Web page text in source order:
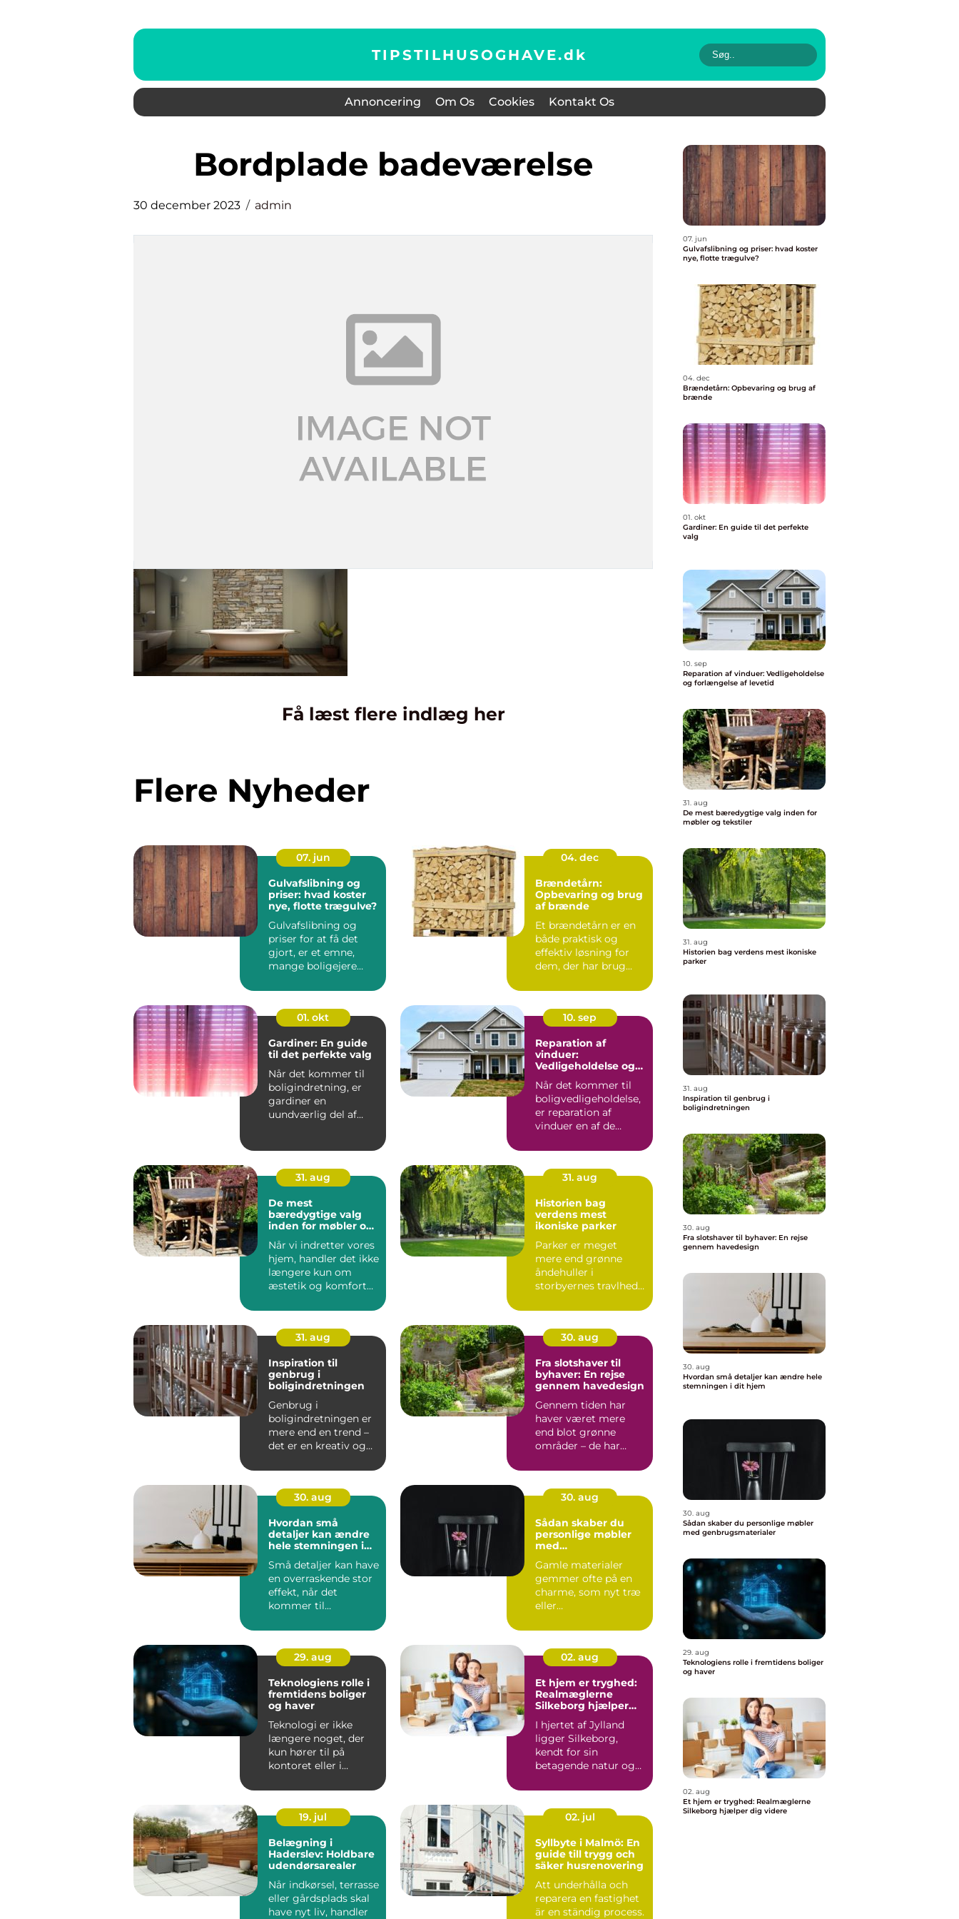
TIPSTILHUSOGHAVE.dk
Annoncering Om Os Cookies Kontakt Os
bordplade badeværelse
30 december 2023 admin
Få læst flere indlæg her
Flere Nyheder
07. jun
Gulvafslibning og
priser: hvad koster
nye, flotte trægulve?
Gulvafslibning og
priser for at få det
gjort, er et emne,
mange boligejere
04. dec
Brændetårn:
Opbevaring og brug
af brænde
Et brændetårn er en
både praktisk og
effektiv løsning for
dem, der har brug...
01. okt
Gardiner: En guide
til det perfekte valg
Når det kommer til
boligindretning, er
gardiner en
uundværlig del af
10. sep
Reparation af
vinduer:
Vedligeholdelse og
levetid
Når det kommer til
boligvedligeholdelse,
er reparation af
vinduer en af de
31. aug
De mest
bæredygtige valg
inden for møbler og
Når vi indretter vores
hjem, handler det ikke
længere kun om
æstetik og komfort
31. aug
Historien bag
verdens mest
ikoniske parker
Parker er meget
mere end grønne
åndehuller i
storbyernes travlhed –
31. aug
Inspiration til
genbrug i
boligindretningen
Genbrug i
boligindretningen er
mere end en trend –
det er en kreativ og
30. aug
Fra slotshaver til
byhaver: En rejse
gennem havedesign
Gennem tiden har
haver været mere
end blot grønne
områder – de har
30. aug
Hvordan små
detaljer kan ændre
hele stemningen i
Små detaljer kan have
en overraskende stor
effekt, når det
kommer til
30. aug
Sådan skaber du
personlige møbler
med
Gamle materialer
gemmer ofte på en
charme, som nyt træ
eller
dele sj...
29. aug
Teknologiens rolle i
fremtidens boliger
og haver
Teknologi er ikke
længere noget, der
kun hører til på
kontoret eller i
02. aug
Et hjem er tryghed:
Realmæglerne
Silkeborg hjælper
I hjertet af Jylland
ligger Silkeborg,
kendt for sin
betagende natur og
Når...
19. jul
Belægning i
Haderslev: Holdbare
udendørsarealer
Når indkørsel, terrasse
eller gårdsplads skal
have nyt liv, handler
02. jul
Syllbyte i Malmö: En
guide till trygg och
säker husrenovering
Att underhålla och
reparera en fastighet
är en ständig process.
07. jun
Gulvafslibning og priser: hvad koster
nye, flotte trægulve?
04. dec
Brændetårn: Opbevaring og brug af
brænde
01. okt
Gardiner: En guide til det perfekte
valg
10. sep
Reparation af vinduer: Vedligeholdelse
og forlængelse af levetid
31. aug
De mest bæredygtige valg inden for
møbler og tekstiler
31. aug
Historien bag verdens mest ikoniske
parker
31. aug
Inspiration til genbrug i
boligindretningen
30. aug
Fra slotshaver til byhaver: En rejse
gennem havedesign
30. aug
Hvordan små detaljer kan ændre hele
stemningen i dit hjem
30. aug
Sådan skaber du personlige møbler
med genbrugsmaterialer
29. aug
Teknologiens rolle i fremtidens boliger
og haver
02. aug
Et hjem er tryghed: Realmæglerne
Silkeborg hjælper dig videre